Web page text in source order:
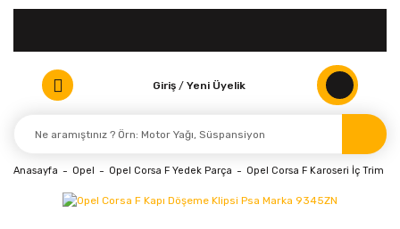
Giriş / Yeni Üyelik
Anasayfa Opel Opel Corsa F Yedek Parça Opel Corsa F Karoseri İç Trim